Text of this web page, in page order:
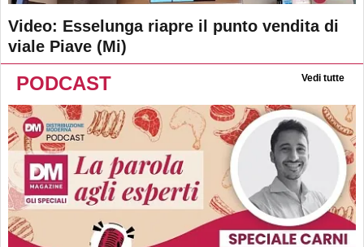
Video: Esselunga riapre il punto vendita di
viale Piave (Mi)
PODCAST Vedi tutte